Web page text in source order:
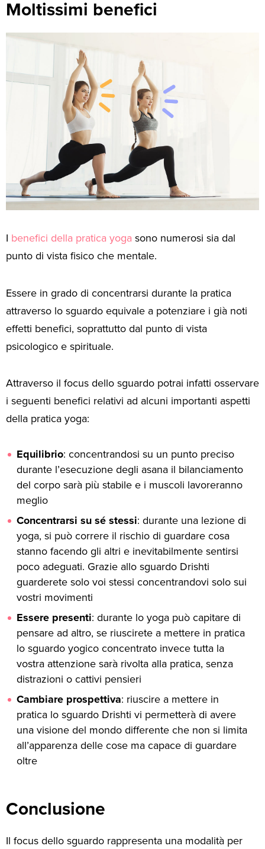
Moltissimi benefici
I benefici della pratica yoga sono numerosi sia dal
punto di vista fisico che mentale.
Essere in grado di concentrarsi durante la pratica
attraverso lo sguardo equivale a potenziare i già noti
effetti benefici, soprattutto dal punto di vista
psicologico e spirituale.
Attraverso il focus dello sguardo potrai infatti osservare
i seguenti benefici relativi ad alcuni importanti aspetti
della pratica yoga:
Equilibrio: concentrandosi su un punto preciso
durante l’esecuzione degli asana il bilanciamento
del corpo sarà più stabile e i muscoli lavoreranno
meglio
Concentrarsi suséstessi: durante una lezione di
yoga, si può correre il rischio di guardare cosa
stanno facendo gli altri e inevitabilmente sentirsi
poco adeguati. Grazie allo sguardo Drishti
guarderete solo voi stessi concentrandovi solo sui
vostri movimenti
Essere presenti: durante lo yoga può capitare di
pensare ad altro, se riuscirete a mettere in pratica
lo sguardo yogico concentrato invece tutta la
vostra attenzione sarà rivolta alla pratica, senza
distrazioni o cattivi pensieri
Cambiare prospettiva: riuscire a mettere in
pratica lo sguardo Drishti vi permetterà di avere
una visione del mondo differente che non si limita
all’apparenza delle cose ma capace di guardare
oltre
Conclusione
Il focus dello sguardo rappresenta una modalità per